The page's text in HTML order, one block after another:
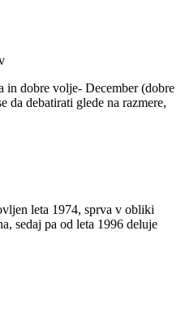
in dobre volje- December (dobre
da debatirati glede na razmere,
leta 1974, sprva v obliki
sedaj pa od leta 1996 deluje